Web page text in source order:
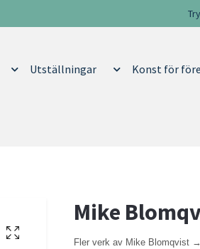
Utställningar Konst för
Mike
Fler verk av Mike Blomqvist →